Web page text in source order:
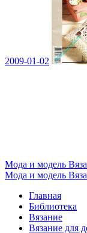
2009-01-02
Мода и модель
Мода и модель
Главная
Библиотека
Вязание
Вязание для